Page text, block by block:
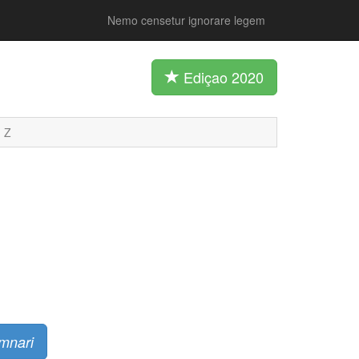
Nemo censetur ignorare legem
Ediçao 2020
Z